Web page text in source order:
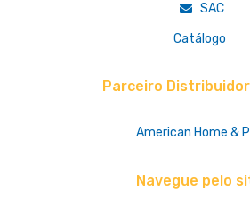
SAC
Catálogo
Parceiro
American Home &
Navegue pelo